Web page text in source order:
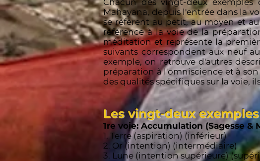
Chacun des vingt-deux
Mahayana, depuis l'entrée dans la
se réfèrent au petit, au moyen et
référence à la voie de la
méditation et représente la
suivants correspondent aux neuf
exemple, on retrouve d'autres
préparation à l'omniscience et à
des qualités spécifiques sur la voie,
Les vingt-deux
1re voie: Accumulation (Sagesse &
1. Terre (aspiration) (inférieur)
2. Or (intention) (intermédiaire)
3. Lune (intention supérieure)